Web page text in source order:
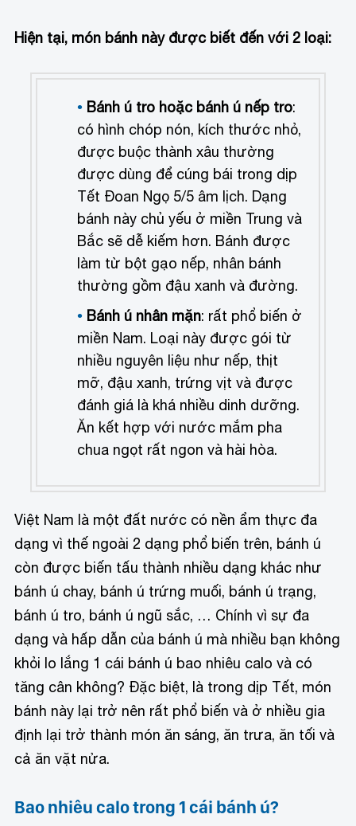
Hiện tại, món bánh này được biết đến với 2 loại:
Bánh ú tro hoặc bánh ú nếp tro:
có hình chóp nón, kích thước nhỏ,
được buộc thành xâu thường
được dùng để cúng bái trong dịp
Tết Đoan Ngọ 5/5 âm lịch. Dạng
bánh này chủ yếu ở miền Trung và
Bắc sẽ dễ kiếm hơn. Bánh được
làm từ bột gạo nếp, nhân bánh
thường gồm đậu xanh và đường.
Bánh ú nhân mặn: rất phổ biến ở
miền Nam. Loại này được gói từ
nhiều nguyên liệu như nếp, thịt
mỡ, đậu xanh, trứng vịt và được
đánh giá là khá nhiều dinh dưỡng.
Ăn kết hợp với nước mắm pha
chua ngọt rất ngon và hài hòa.
Việt Nam là một đất nước có nền ẩm thực đa
dạng vì thế ngoài 2 dạng phổ biến trên, bánh ú
còn được biến tấu thành nhiều dạng khác như
bánh ú chay, bánh ú trứng muối, bánh ú trạng,
bánh ú tro, bánh ú ngũ sắc, … Chính vì sự đa
dạng và hấp dẫn của bánh ú mà nhiều bạn không
khỏi lo lắng 1 cái bánh ú bao nhiêu calo và có
tăng cân không? Đặc biệt, là trong dịp Tết, món
bánh này lại trở nên rất phổ biến và ở nhiều gia
định lại trở thành món ăn sáng, ăn trưa, ăn tối và
cả ăn vặt nửa.
Bao nhiêu calo trong 1 cái bánh ú?